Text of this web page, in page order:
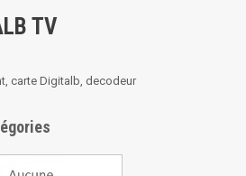
TV
carte Digitalb, decodeur